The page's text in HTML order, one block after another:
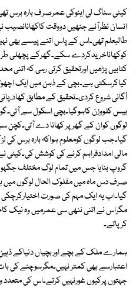
کیٹی سٹاگ لی اینوکی عمرصرف بارہ برس
انسان نظرآئے جنھیں دووقت کاکھانانصیب
طالبعلم تھی۔اس کے پاس اتنے پیسے بھی
کوکھاناخریدکردے سکے۔گھرکے پچھلی
کتابیں پڑھیں اورتحقیق کرتی رہی کہ اتنی
کیاکرسکتی ہے۔بچی کے ذہن میں ایک
اُگانی شروع کردی۔تحقیق کے مطابق
بیس کلووزن کاہوگیا۔بچی اسکول سے
لوگوں کوان کے گھر پر کھانا دے آتی۔کچن
گیا۔جب لوگوں کومعلوم ہواکہ بارہ برس کی
مالی امدادفراہم کرنے کی کوشش کی۔کیٹی
گروپ بنایا جس میں تمام لوگ مختلف
صرف دس ماہ میں مفلوک الحال لوگوں میں
گیا۔اب یہ ایک مہم کی صورت
مگراس نے اتنی ننھی سی عمرمیں وہ نیک
کرپاتے۔
ہمارے ملک کے بچے اوربچیاں دنیاکے
اعتبارسے بھی کمتر نہیں۔مگرسوچنے کی
جہتوں پرکیوں غورنہیں کرتے۔اس کی